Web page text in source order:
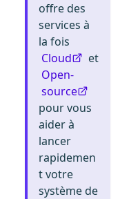
offre des
services à
la fois
Cloud
et
Open-
source
pour vous
aider à
lancer
rapidemen
t votre
système de